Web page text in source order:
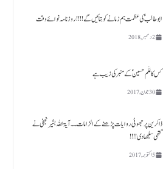
ابو طالب ؑ کی عظمت ہم زمانے کو بتائیں گے !!!! روزنامہ نوائے وقت
2 دسمبر, 2018
کس کا عَلَم حسین ؑکے منبر کی زیب ہے​
30 جون, 2017
ذاکرین پر جھوٹی روایات پڑھنے کے الزامات ۔۔آیۃ اللہ بشیر نجفی نے
گتھی سلجھا دی!!!!
5 اکتوبر, 2017